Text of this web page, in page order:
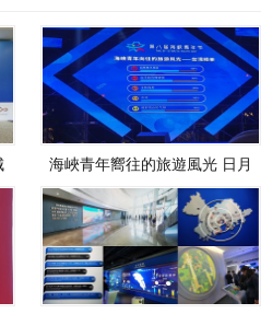
海峽青年嚮往的旅遊風光 日月